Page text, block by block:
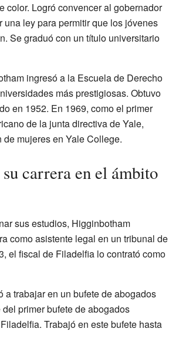
color. Logró convencer al gobernador
una ley para permitir que los jóvenes
Se graduó con un título universitario
ingresó a la Escuela de Derecho
más prestigiosas. Obtuvo
en 1952. En 1969, como el primer
de la junta directiva de Yale,
mujeres en Yale College.
carrera en el ámbito
sus estudios, Higginbotham
como asistente legal en un tribunal de
el fiscal de Filadelfia lo contrató como
a trabajar en un bufete de abogados
primer bufete de abogados
Trabajó en este bufete hasta